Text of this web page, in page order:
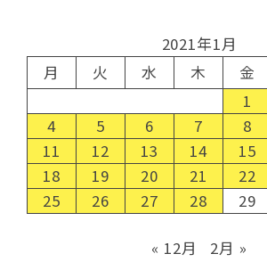
2021年1月
月
火 水 木 金
1
4
5 6 7 8
11
12 13 14 15
18
19 20 21 22
25
26 27 28 29
« 12月 2月 »